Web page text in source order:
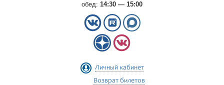
обед: 14:30 — 15:00
Личный кабинет
Возврат билетов